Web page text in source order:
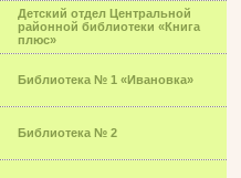
Детский отдел Центральной
районной библиотеки «Книга
плюс»
Библиотека № 1 «Ивановка»
Библиотека № 2